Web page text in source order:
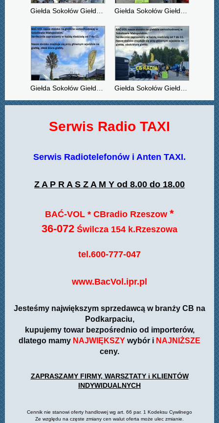
Giełda Sokołów Giełda Samochodowa Sokołów Małopolski BAĆ-VOL stoisko obok biura giełdy. Giełda Sokołów Giełda Samochodowa Sokołów Małopolski BAĆ-VOL stoisko obok biura giełdy
Giełda Sokołów Giełda Samochodowa Sokołów Małopolski BAĆ-VOL stoisko przy głównym wjeździe na giełdę, obok biura giełdy. Giełda Sokołów Giełda Samochodowa Sokołów Małopolski CB RADIA BAĆ-VOL stoisko przy głównym wjeździe na giełdę, obok biura giełdy.
Serwis Radio TAXI
Serwis Radiotelefonów i Anten TAXI.
Z A P R A S Z A M Y od 8.00 do 18.00
BAĆ-VOL * CBradio Rzeszow *
36-072 Świlcza 154 k.Rzeszowa
tel.600-777-047
www.BacVol.ipr.pl
Jesteśmy największym sprzedawcą w branży CB na
Podkarpaciu,
kupujemy towar bezpośrednio od importerów,
dlatego mamy NAJWIĘKSZY wybór i NAJNIŻSZE
ceny.
ZAPRASZAMY FIRMY, WARSZTATY i KLIENTÓW
INDYWIDUALNYCH
Cennik nie stanowi oferty handlowej wg art. 66 par. 1 Kodeksu Cywilnego
Ze względu na częste zmiany cen walut oferta może ulec zmianie.